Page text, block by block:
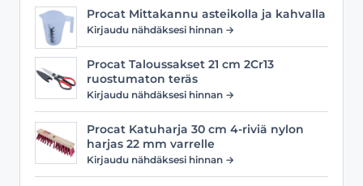
Procat Mittakannu asteikolla ja kahvalla
Kirjaudu nähdäksesi hinnan →
Procat Taloussakset 21 cm 2Cr13
ruostumaton teräs
Kirjaudu nähdäksesi hinnan →
Procat Katuharja 30 cm 4-riviä nylon
harjas 22 mm varrelle
Kirjaudu nähdäksesi hinnan →